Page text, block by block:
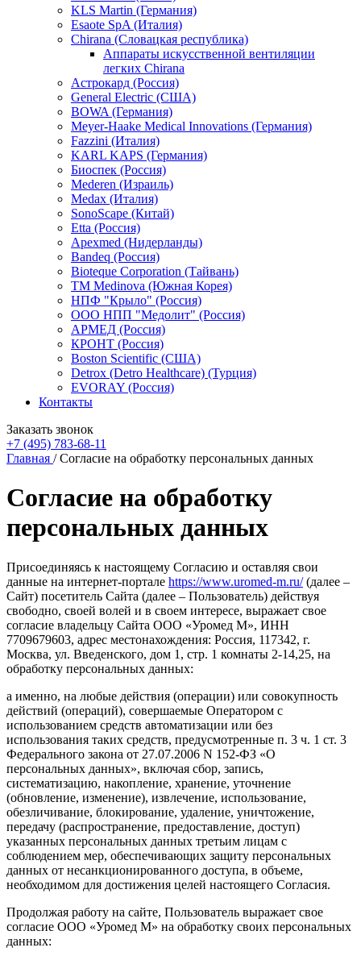
KLS Martin (Германия)
Esaote SpA (Италия)
Chirana (Словацкая республика)
Аппараты искусственной вентиляции
легких Chirana
Астрокард (Россия)
General Electric (США)
BOWA (Германия)
Meyer-Haake Medical Innovations (Германия)
Fazzini (Италия)
KARL KAPS (Германия)
Биоспек (Россия)
Mederen (Израиль)
Medax (Италия)
SonoScape (Китай)
Etta (Россия)
Apexmed (Нидерланды)
Bandeq (Россия)
Bioteque Corporation (Тайвань)
TM Medinova (Южная Корея)
НПФ "Крыло" (Россия)
ООО НПП "Медолит" (Россия)
АРМЕД (Россия)
КРОНТ (Россия)
Boston Scientific (США)
Detrox (Detro Healthcare) (Турция)
EVORAY (Россия)
Контакты
Заказать звонок
+7 (495) 783-68-11
Главная /Согласие на обработку персональных данных
Согласие на обработку
персональных данных
Присоединяясь к настоящему Согласию и оставляя свои
данные на интернет-портале https://www.uromed-m.ru/(далее –
Сайт) посетитель Сайта (далее – Пользователь) действуя
свободно, своей волей и в своем интересе, выражает свое
согласие владельцу Сайта ООО «Уромед М», ИНН
7709679603, адрес местонахождения: Россия, 117342, г.
Москва, ул. Введенского, дом 1, стр. 1 комнаты 2-14,25, на
обработку персональных данных:
а именно, на любые действия (операции) или совокупность
действий (операций), совершаемые Оператором с
использованием средств автоматизации или без
использования таких средств, предусмотренные п. 3 ч. 1 ст. 3
Федерального закона от 27.07.2006 N 152-ФЗ «О
персональных данных», включая сбор, запись,
систематизацию, накопление, хранение, уточнение
(обновление, изменение), извлечение, использование,
обезличивание, блокирование, удаление, уничтожение,
передачу (распространение, предоставление, доступ)
указанных персональных данных третьим лицам с
соблюдением мер, обеспечивающих защиту персональных
данных от несанкционированного доступа, в объеме,
необходимом для достижения целей настоящего Согласия.
Продолжая работу на сайте, Пользователь выражает свое
согласие ООО «Уромед М» на обработку своих персональных
данных: